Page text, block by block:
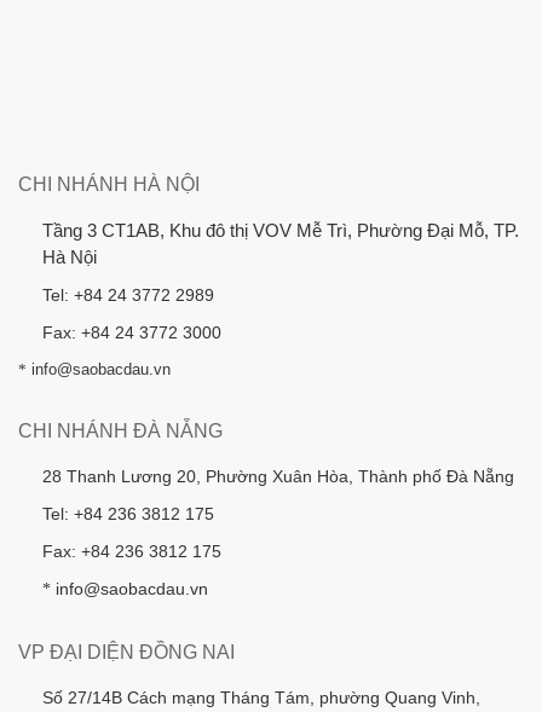
CHI NHÁNH HÀ NỘI
Tầng 3 CT1AB, Khu đô thị VOV Mễ Trì, Phường Đại Mỗ, TP.
Hà Nội
Tel: +84 24 3772 2989
Fax: +84 24 3772 3000
* info@saobacdau.vn
CHI NHÁNH ĐÀ NẴNG
28 Thanh Lương 20, Phường Xuân Hòa, Thành phố Đà Nẵng
Tel: +84 236 3812 175
Fax: +84 236 3812 175
* info@saobacdau.vn
VP ĐẠI DIỆN ĐỒNG NAI
Số 27/14B Cách mạng Tháng Tám, phường Quang Vinh,